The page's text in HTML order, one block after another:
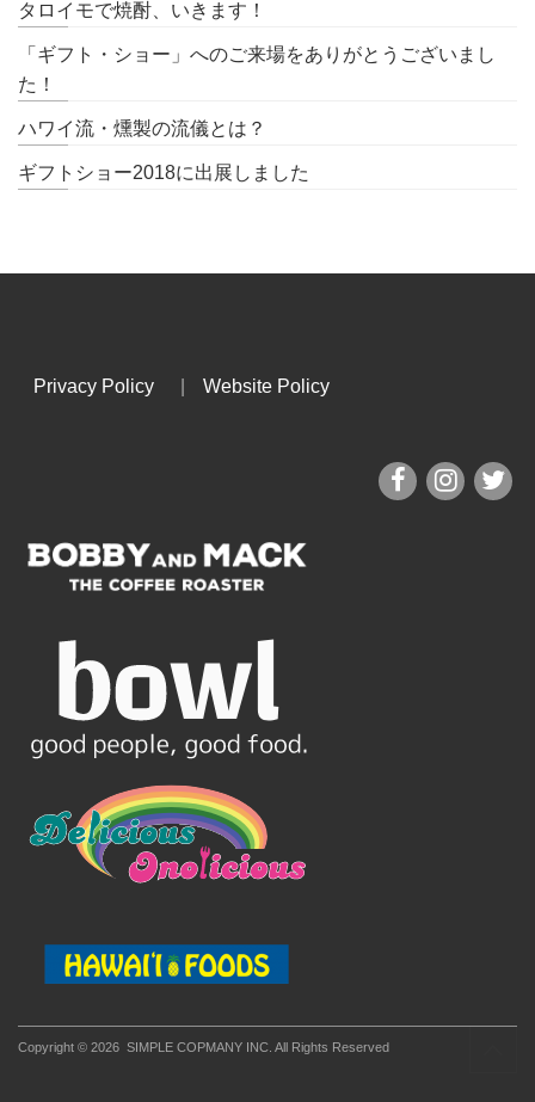
タロイモで焼酎、いきます！
「ギフト・ショー」へのご来場をありがとうございまし
た！
ハワイ流・燻製の流儀とは？
ギフトショー2018に出展しました
Privacy Policy Website Policy
Copyright © 2026 SIMPLE COPMANY INC. All Rights Reserved